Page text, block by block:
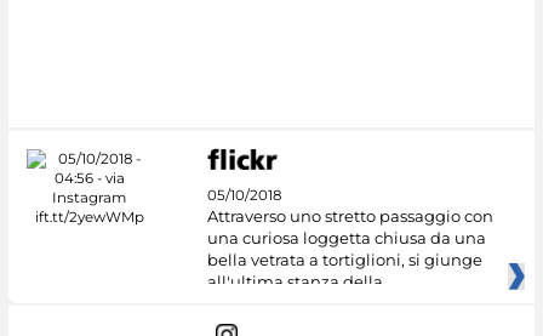
05/10/2018
Attraverso uno stretto passaggio con
una curiosa loggetta chiusa da una
bella vetrata a tortiglioni, si giunge
all'ultima stanza della